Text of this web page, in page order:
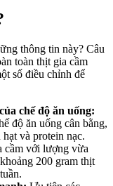
thông tin này? Câu
toàn thịt gia cầm
số điều chỉnh để
chế độ ăn uống:
độ ăn uống cân bằng,
và protein nạc.
cầm với lượng vừa
200 gram thịt